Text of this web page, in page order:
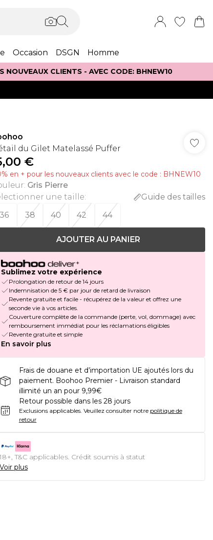
Occasion DSGN Homme
NOUVEAUX CLIENTS - AVEC CODE: BHNEW10
du Gilet Matelassé Puffer
€
en + pour les nouveaux clients avec le code : BHNEW10
: Gris Pierre
une taille:
Guide des tailles
36
38 40 42 44
AJOUTER AU PANIER
Sublimez votre expérience
Prolongation de retour de 14 jours
Indemnisation de 5 € par jour de retard de livraison
Revente gratuite et facile - récupérez de la valeur et offrez une
seconde vie à vos articles.
Couverture complète de la commande (perte, vol, dommage) avec
remboursement immédiat pour les réclamations éligibles
Revente gratuite et simple
En savoir plus
Frais de douane et d’importation UE ajoutés lors du
paiement. Boohoo Premier - Livraison standard
illimité un an pour 9,99€
Retour possible dans les 28 jours
Exclusions applicables. Veuillez consulter notre politique de
retour
18+, T&C applicables. Crédit soumis à statut
Voir plus